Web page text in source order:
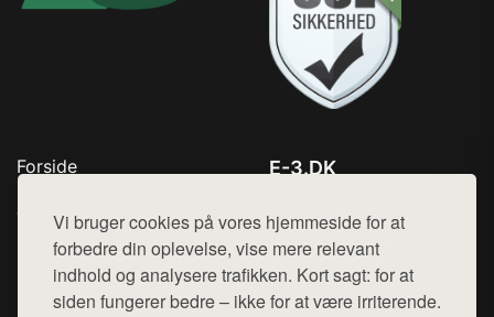
Vi bruger cookies på vores hjemmeside for at
forbedre din oplevelse, vise mere relevant
indhold og analysere trafikken. Kort sagt: for at
siden fungerer bedre – ikke for at være irriterende.
Forside
Top Rabatter
Kontakt
E-3.DK
Mail: hej@want.dk
Cookie- og privatlivspolitik